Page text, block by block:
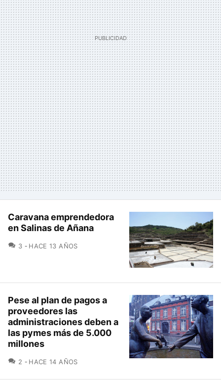
Caravana emprendedora
en Salinas de Añana
3 COMENTARIOS
HACE 13 AÑOS
Pese al plan de pagos a
proveedores las
administraciones deben a
las pymes más de 5.000
millones
2 COMENTARIOS
HACE 14 AÑOS